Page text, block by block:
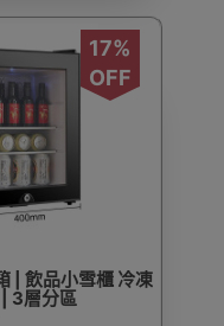
17%
OFF
| 飲品小雪櫃 冷凍
3層分區